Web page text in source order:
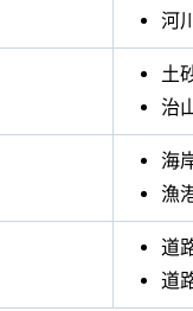
河
土
治
海
漁
道
道